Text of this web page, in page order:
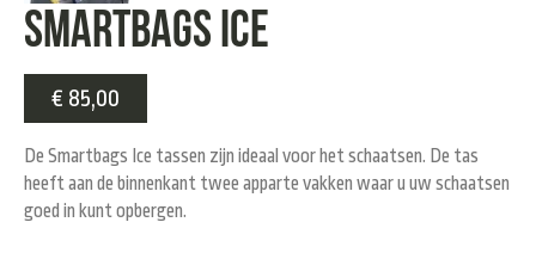
SMARTBAGS ICE
€ 85,00
De Smartbags Ice tassen zijn ideaal voor het schaatsen. De tas
heeft aan de binnenkant twee apparte vakken waar u uw schaatsen
goed in kunt opbergen.